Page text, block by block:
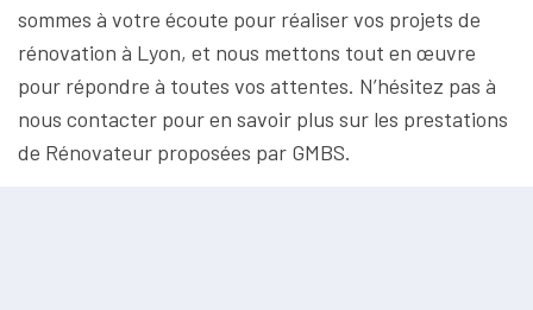
sommes à votre écoute pour réaliser vos projets de
rénovation à Lyon, et nous mettons tout en œuvre
pour répondre à toutes vos attentes. N’hésitez pas à
nous contacter pour en savoir plus sur les prestations
de Rénovateur proposées par GMBS.